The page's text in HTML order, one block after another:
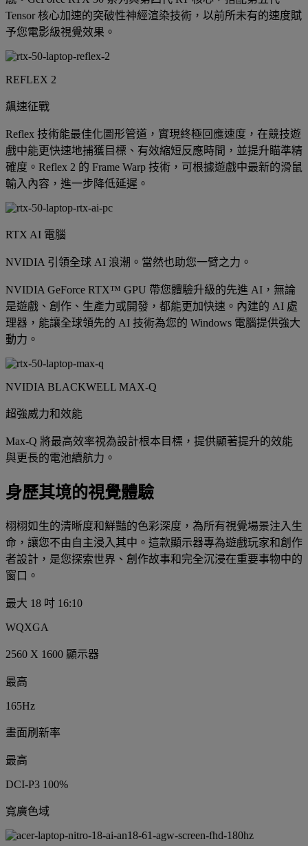
Tensor 核心加速的突破性神經渲染技術，以前所未有的速度賦
予您電影級視覺效果。
REFLEX 2
飆速征戰
Reflex 技術能最佳化圖形管道，實現終極回應速度，在競技遊
戲中能更快速地捕獲目標、有效縮短反應時間，並提升瞄準精
確度。Reflex 2 的 Frame Warp 技術，可根據遊戲中最新的滑鼠
輸入內容，進一步降低延遲。
RTX AI 電腦
NVIDIA 引領全球 AI 浪潮。當然也助您一臂之力。
NVIDIA GeForce RTX™ GPU 帶您體驗升級的先進 AI，無論
是遊戲、創作、生產力或開發，都能更加快速。內建的 AI 處
理器，能讓全球領先的 AI 技術為您的 Windows 電腦提供強大
動力。
NVIDIA BLACKWELL MAX-Q
超強威力和效能
Max-Q 將最高效率視為設計根本目標，提供顯著提升的效能
與更長的電池續航力。
身歷其境的視覺體驗
栩栩如生的清晰度和鮮豔的色彩深度，為所有視覺場景注入生
命，讓您不由自主浸入其中。這款顯示器專為遊戲玩家和創作
者設計，是您探索世界、創作故事和完全沉浸在重要事物中的
窗口。
最大 18 吋 16:10
WQXGA
2560 X 1600 顯示器
最高
165Hz
畫面刷新率
最高
DCI-P3 100%
寬廣色域